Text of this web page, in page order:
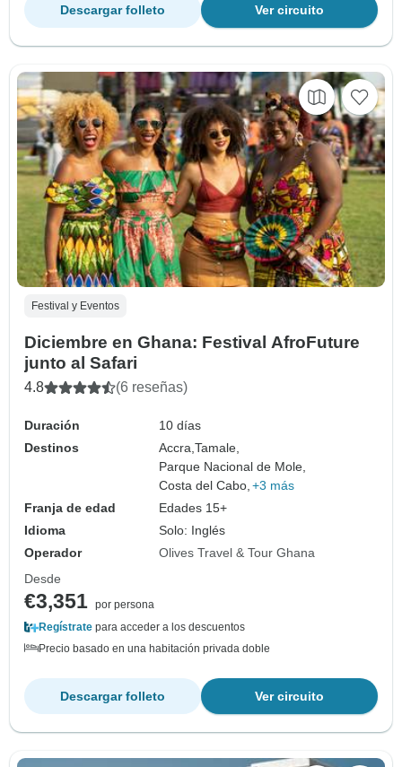
Ver circuito
Descargar folleto
Festival y Eventos
Diciembre en Ghana: Festival AfroFuture
junto al Safari
4.8 (6 reseñas)
Duración
10 días
Destinos
Accra,Tamale,
Parque Nacional de Mole,
Costa del Cabo, +3 más
Franja de edad
Edades 15+
Idioma
Solo: Inglés
Operador
Olives Travel & Tour Ghana
Desde
€3,351 por persona
Regístrate para acceder a los descuentos
Precio basado en una habitación privada doble
Ver circuito
Descargar folleto